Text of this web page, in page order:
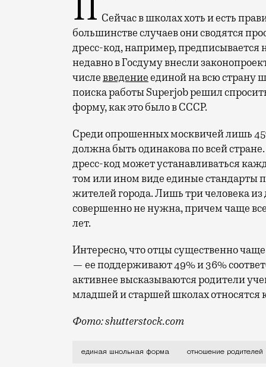
Сейчас в школах хоть и есть
большинстве случаев они сводятся
дресс-код, например, предписывается
недавно в Госдуму внесли
числевведениеединой на всю страну
поиска работы Superjob решил
форму, как это было в СССР.
Среди опрошенных москвичей лишь
должна быть одинакова по всей
дресс-код может устанавливаться
том или ином виде единые
жителей города. Лишь три человека
совершенно не нужна, причем чаще
лет.
Интересно, что отцы существенно
— ее поддерживают 49% и 36%
активнее высказываются родители
младшей и старшей школах относятся
Фото: shutterstock.com
Против возвращения советской
единая школьная форма отношение родителей